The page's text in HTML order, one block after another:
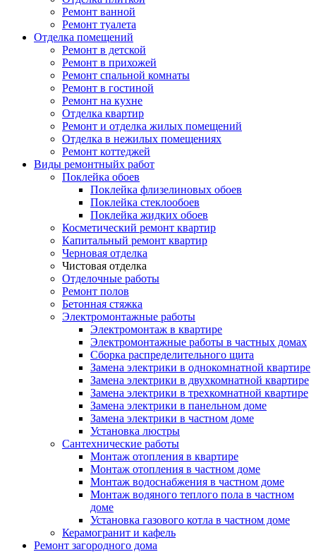
Ремонт ванной
Ремонт туалета
Отделка помещений
Ремонт в детской
Ремонт в прихожей
Ремонт спальной комнаты
Ремонт в гостиной
Ремонт на кухне
Отделка квартир
Ремонт и отделка жилых помещений
Отделка в нежилых помещениях
Ремонт коттеджей
Виды ремонтныйх работ
Поклейка обоев
Поклейка флизелиновых обоев
Поклейка стеклообоев
Поклейка жидких обоев
Косметический ремонт квартир
Капитальный ремонт квартир
Черновая отделка
Чистовая отделка
Отделочные работы
Ремонт полов
Бетонная стяжка
Электромонтажные работы
Электромонтаж в квартире
Электромонтажные работы в частных домах
Сборка распределительного щита
Замена электрики в однокомнатной квартире
Замена электрики в двухкомнатной квартире
Замена электрики в трехкомнатной квартире
Замена электрики в панельном доме
Замена электрики в частном доме
Установка люстры
Сантехнические работы
Монтаж отопления в квартире
Монтаж отопления в частном доме
Монтаж водоснабжения в частном доме
Монтаж водяного теплого пола в частном
доме
Установка газового котла в частном доме
Керамогранит и кафель
Ремонт загородного дома